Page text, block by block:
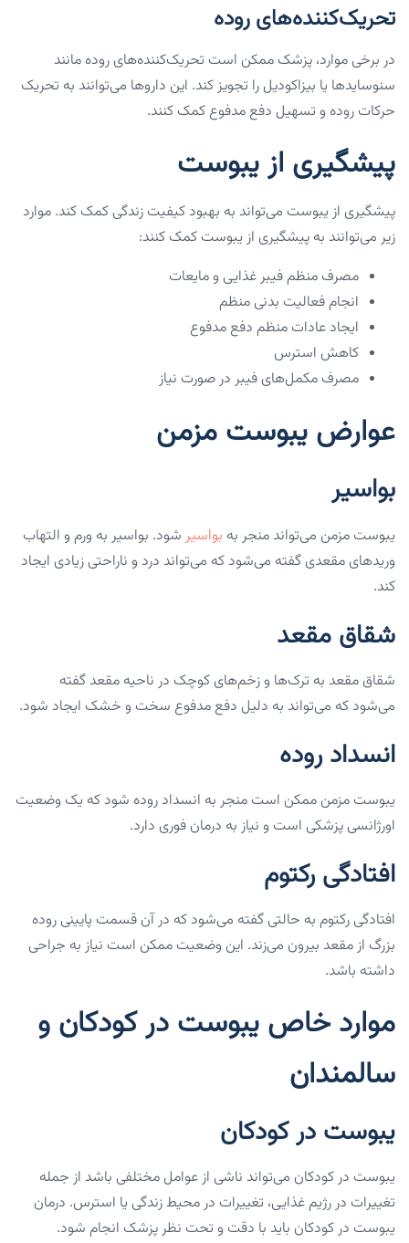
تحریک‌کننده‌های روده
در برخی موارد، پزشک ممکن است تحریک‌کننده‌های روده مانند
سنوسایدها یا بیزاکودیل را تجویز کند. این داروها می‌توانند به تحریک
حرکات روده و تسهیل دفع مدفوع کمک کنند.
پیشگیری از یبوست
پیشگیری از یبوست می‌تواند به بهبود کیفیت زندگی کمک کند. موارد
زیر می‌توانند به پیشگیری از یبوست کمک کنند:
مصرف منظم فیبر غذایی و مایعات
انجام فعالیت بدنی منظم
ایجاد عادات منظم دفع مدفوع
کاهش استرس
مصرف مکمل‌های فیبر در صورت نیاز
عوارض یبوست مزمن
بواسیر
یبوست مزمن می‌تواند منجر به بواسیر شود. بواسیر به ورم و التهاب
وریدهای مقعدی گفته می‌شود که می‌تواند درد و ناراحتی زیادی ایجاد
کند.
شقاق مقعد
شقاق مقعد به ترک‌ها و زخم‌های کوچک در ناحیه مقعد گفته
می‌شود که می‌تواند به دلیل دفع مدفوع سخت و خشک ایجاد شود.
انسداد روده
یبوست مزمن ممکن است منجر به انسداد روده شود که یک وضعیت
اورژانسی پزشکی است و نیاز به درمان فوری دارد.
افتادگی رکتوم
افتادگی رکتوم به حالتی گفته می‌شود که در آن قسمت پایینی روده
بزرگ از مقعد بیرون می‌زند. این وضعیت ممکن است نیاز به جراحی
داشته باشد.
موارد خاص یبوست در کودکان و
سالمندان
یبوست در کودکان
یبوست در کودکان می‌تواند ناشی از عوامل مختلفی باشد از جمله
تغییرات در رژیم غذایی، تغییرات در محیط زندگی یا استرس. درمان
یبوست در کودکان باید با دقت و تحت نظر پزشک انجام شود.